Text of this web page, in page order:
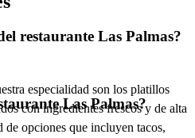
restaurante Las Palmas?
especialidad son los platillos
con ingredientes frescos y de alta
opciones que incluyen tacos,
Las Palmas?